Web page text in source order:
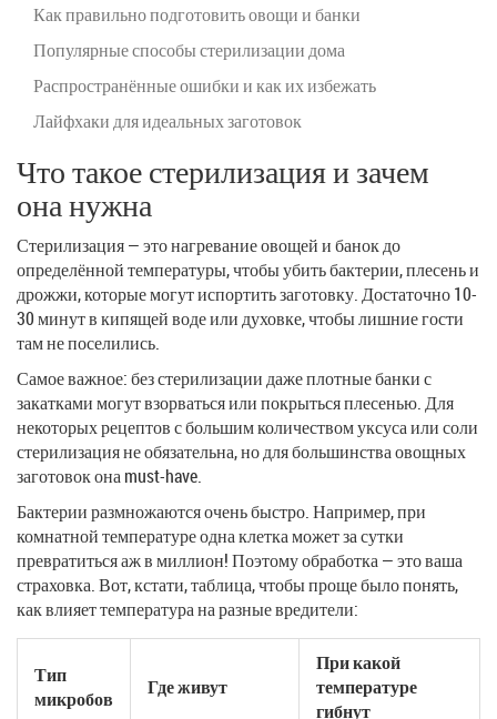
Как правильно подготовить овощи и банки
Популярные способы стерилизации дома
Распространённые ошибки и как их избежать
Лайфхаки для идеальных заготовок
Что такое стерилизация и зачем
она нужна
Стерилизация — это нагревание овощей и банок до
определённой температуры, чтобы убить бактерии, плесень и
дрожжи, которые могут испортить заготовку. Достаточно 10-
30 минут в кипящей воде или духовке, чтобы лишние гости
там не поселились.
Самое важное: без стерилизации даже плотные банки с
закатками могут взорваться или покрыться плесенью. Для
некоторых рецептов с большим количеством уксуса или соли
стерилизация не обязательна, но для большинства овощных
заготовок она must-have.
Бактерии размножаются очень быстро. Например, при
комнатной температуре одна клетка может за сутки
превратиться аж в миллион! Поэтому обработка — это ваша
страховка. Вот, кстати, таблица, чтобы проще было понять,
как влияет температура на разные вредители:
Тип
микробов
Где живут
При какой
температуре
гибнут